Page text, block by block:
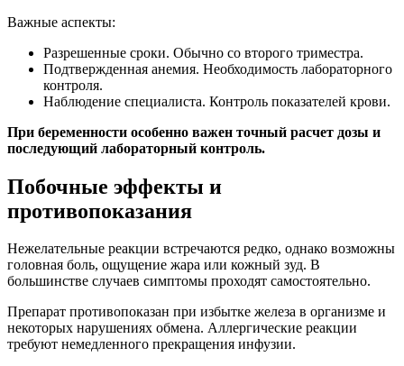
Важные аспекты:
Разрешенные сроки. Обычно со второго триместра.
Подтвержденная анемия. Необходимость лабораторного
контроля.
Наблюдение специалиста. Контроль показателей крови.
При беременности особенно важен точный расчет дозы и
последующий лабораторный контроль.
Побочные эффекты и
противопоказания
Нежелательные реакции встречаются редко, однако возможны
головная боль, ощущение жара или кожный зуд. В
большинстве случаев симптомы проходят самостоятельно.
Препарат противопоказан при избытке железа в организме и
некоторых нарушениях обмена. Аллергические реакции
требуют немедленного прекращения инфузии.